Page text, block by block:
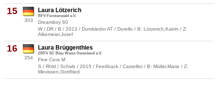
15
303
Laura Lötzerich
RFV Fürstenwald e.V.
Dreamboy 60
W / DR / B / 2013 / Dumbledor AT / Durello / B: Lötzerich,Katrin / Z:
Alkemeier,Josef
16
354
Laura Brüggenthies
ZRFV SC Blau Weiss Ostenland e.V.
Fine Cera M
S / Rhld / Schwb / 2015 / Feedback / Castellini / B: Müller,Marie / Z:
Mevissen,Gottfried